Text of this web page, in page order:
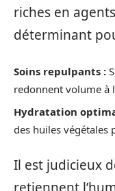
riches en
déterminant
Soins repulpants :
redonnent volume à
Hydratation
des huiles végétales
Il est judicieux
retiennent